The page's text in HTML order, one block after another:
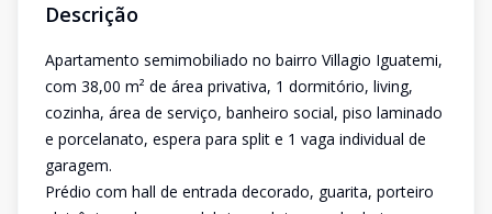
Descrição
Apartamento semimobiliado no bairro Villagio Iguatemi,
com 38,00 m² de área privativa, 1 dormitório, living,
cozinha, área de serviço, banheiro social, piso laminado
e porcelanato, espera para split e 1 vaga individual de
garagem.
Prédio com hall de entrada decorado, guarita, porteiro